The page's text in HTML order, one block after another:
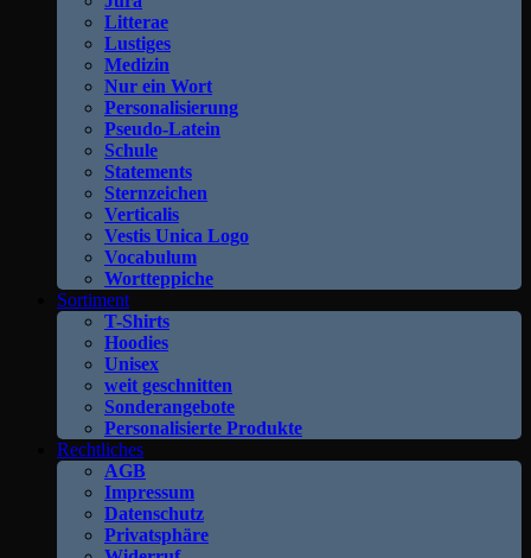
Litterae
Lustiges
Medizin
Nur ein Wort
Personalisierung
Pseudo-Latein
Schule
Statements
Sternzeichen
Verticalis
Vestis Unica Logo
Vocabulum
Wortteppiche
Sortiment
T-Shirts
Hoodies
Unisex
weit geschnitten
Sonderangebote
Personalisierte Produkte
Rechtliches
AGB
Impressum
Datenschutz
Privatsphäre